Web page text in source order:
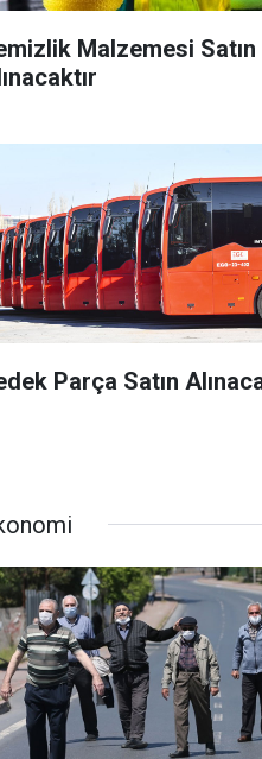
Malzemesi Satın
Parça Satın